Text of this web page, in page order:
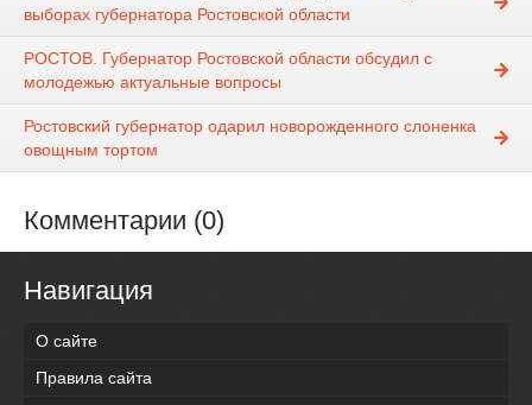
выборах губернатора Ростовской области
РОСТОВ. Губернатор Ростовской области обсудил с
молодежью актуальные вопросы
Ростовский губернатор одарил новорожденного слоненка
овощным тортом
Комментарии (0)
Навигация
О сайте
Правила сайта